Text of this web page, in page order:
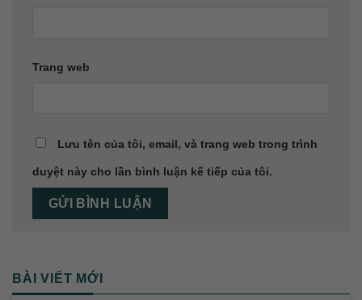
Trang web
Lưu tên của tôi, email, và trang web trong trình
duyệt này cho lần bình luận kế tiếp của tôi.
BÀI VIẾT MỚI